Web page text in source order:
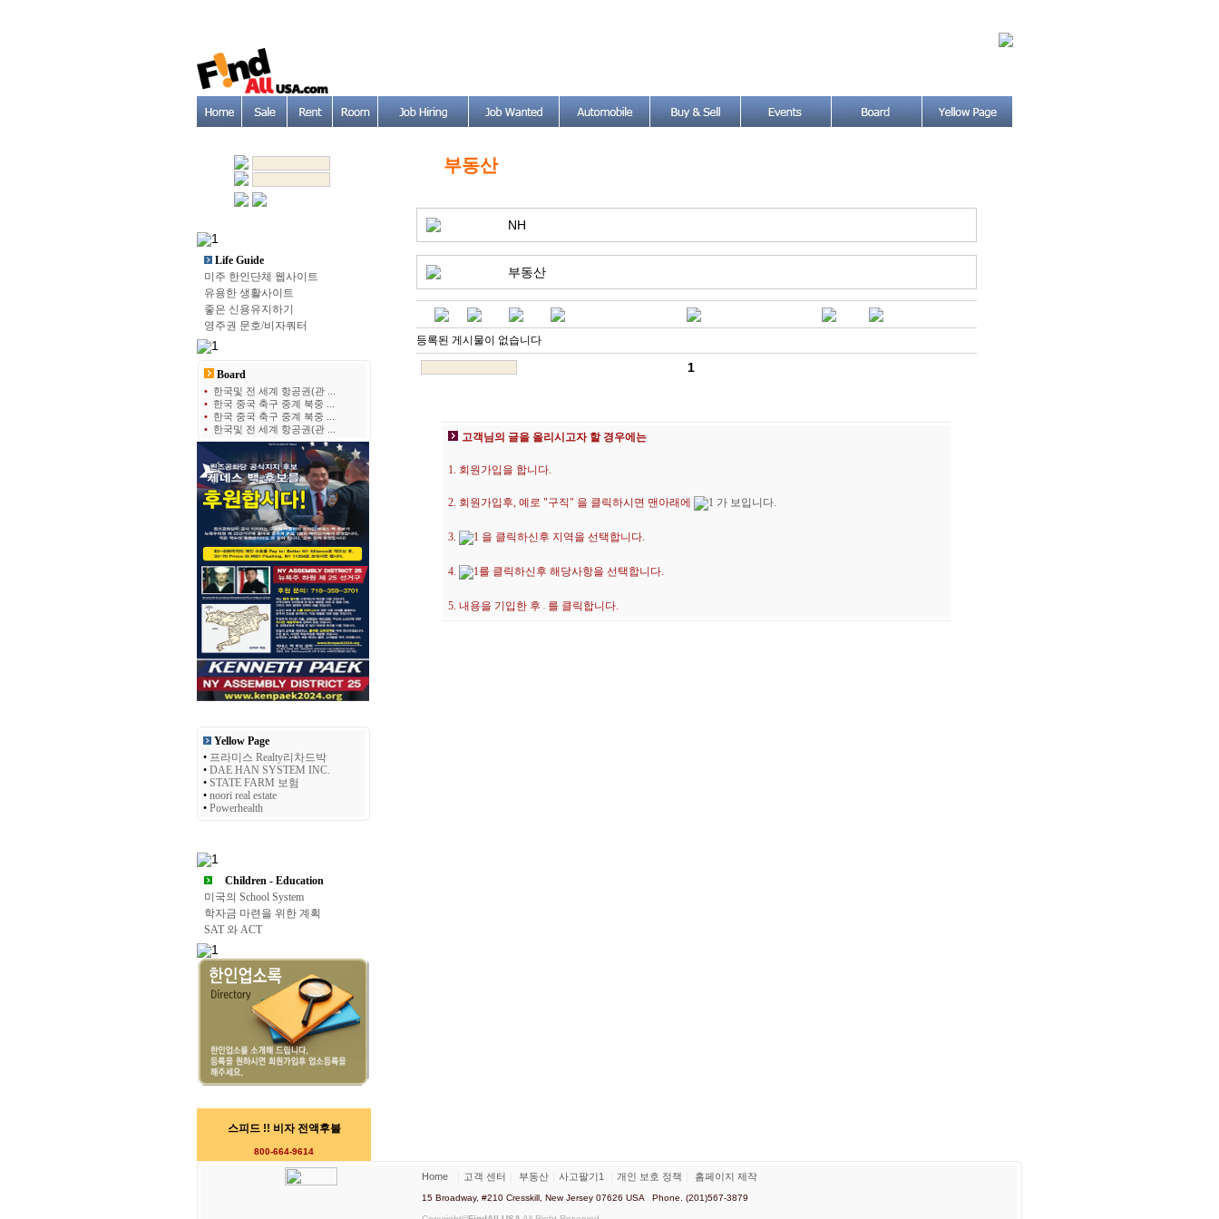
Life Guide
미주 한인단체 웹사이트
유용한 생활사이트
좋은 신용유지하기
영주권 문호/비자쿼터
Board
• 한국및 전 세계 항공권(관 ...
• 한국 중국 축구 중계 북중 ...
• 한국 중국 축구 중계 북중 ...
• 한국및 전 세계 항공권(관 ...
Yellow Page
• 프라미스 Realty리차드박
• DAE HAN SYSTEM INC.
• STATE FARM 보험
• noori real estate
• Powerhealth
Children - Education
미국의 School System
학자금 마련을 위한 계획
SAT 와 ACT
스피드 !! 비자 전액후불
800-664-9614
부동산
NH
부동산
등록된 게시물이 없습니다
1
고객님의 글을 올리시고자 할 경우에는
1. 회원가입을 합니다.
2. 회원가입후, 예로 "구직" 을 클릭하시면 맨아래에 가 보입니다.
3. 을 클릭하신후 지역을 선택합니다.
4. 를 클릭하신후 해당사항을 선택합니다.
5. 내용을 기입한 후 를 클릭합니다.
Home 고객 센터 부동산 사고팔기1 개인 보호 정책 홈페이지 제작
15 Broadway, #210 Cresskill, New Jersey 07626 USA Phone. (201)567-3879